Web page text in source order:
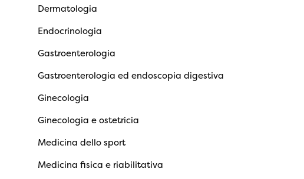
Dermatologia
Endocrinologia
Gastroenterologia
Gastroenterologia ed endoscopia digestiva
Ginecologia
Ginecologia e ostetricia
Medicina dello sport
Medicina fisica e riabilitativa